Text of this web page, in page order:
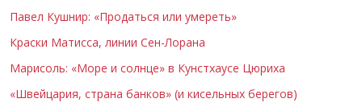
Павел Кушнир: «Продаться или умереть»
Краски Матисса, линии Сен-Лорана
Марисоль: «Море и солнце» в Кунстхаусе Цюриха
«Швейцария, страна банков» (и кисельных берегов)